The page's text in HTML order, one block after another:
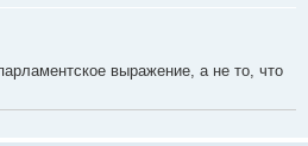
выражение, а не то, что